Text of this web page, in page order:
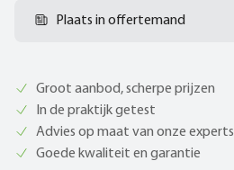
Plaats in offertemand
Groot aanbod, scherpe prijzen
In de praktijk getest
Advies op maat van onze experts
Goede kwaliteit en garantie